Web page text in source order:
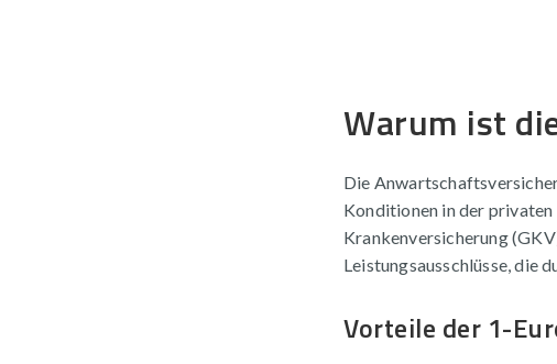
Warum ist
Die
Konditionen in der
Krankenversicherung
Leistungsausschlüsse, die
Vorteile der 1-